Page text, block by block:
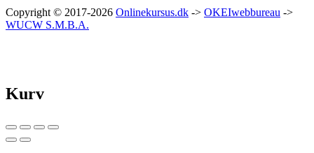
Copyright © 2017-2026 Onlinekursus.dk -> OKEIwebbureau ->
WUCW S.M.B.A.
Kurv